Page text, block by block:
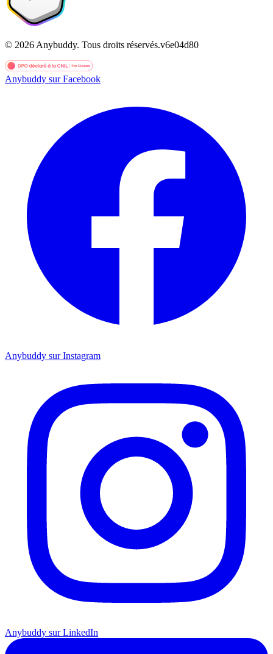
© 2026 Anybuddy. Tous droits réservés.v6e04d80
Anybuddy sur Facebook
Anybuddy sur Instagram
Anybuddy sur LinkedIn